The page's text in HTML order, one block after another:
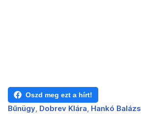
Oszd meg ezt a hírt!
Bűnügy Dobrev Klára Hankó Balázs